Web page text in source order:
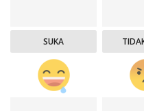
SUKA